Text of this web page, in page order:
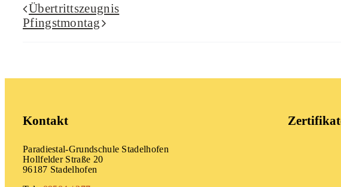
Übertrittszeugnis
Pfingstmontag
Kontakt
Paradiestal-Grundschule Stadelhofen
Hollfelder Straße 20
96187 Stadelhofen